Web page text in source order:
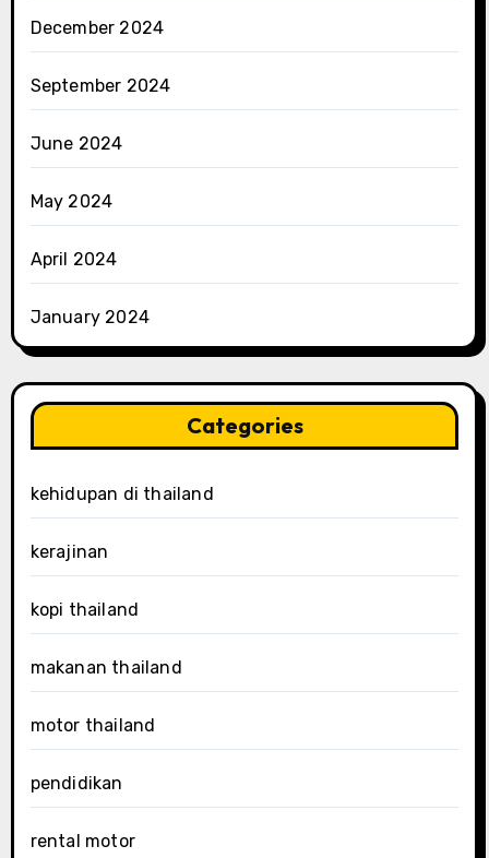
December 2024
September 2024
June 2024
May 2024
April 2024
January 2024
Categories
kehidupan di thailand
kerajinan
kopi thailand
makanan thailand
motor thailand
pendidikan
rental motor